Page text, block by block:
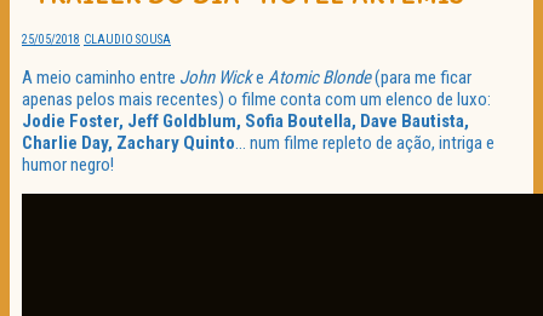
25/05/2018 CLAUDIO SOUSA
A meio caminho entre John Wicke Atomic Blonde(para me ficar
apenas pelos mais recentes) o filme conta com um elenco de luxo:
Jodie Foster, Jeff Goldblum, Sofia Boutella, Dave Bautista,
Charlie Day, Zachary Quinto… num filme repleto de ação, intriga e
humor negro!